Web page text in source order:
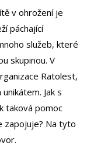
v ohrožení je
páchající
služeb, které
skupinou. V
Ratolest,
Jak s
taková pomoc
zapojuje? Na tyto